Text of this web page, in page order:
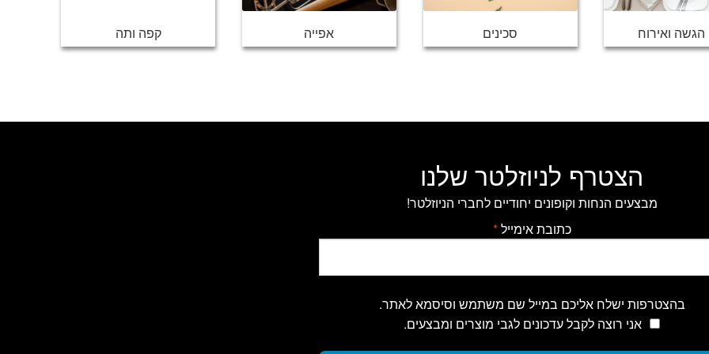
הגשה ואירוח סכינים אפייה קפה ותה
הצטרף לניוזלטר שלנו
מבצעים הנחות וקופונים יחודיים לחברי הניוזלטר!
כתובת אימייל*
בהצטרפות ישלח אליכם במייל שם משתמש וסיסמא לאתר.
אני רוצה לקבל עדכונים לגבי מוצרים ומבצעים.